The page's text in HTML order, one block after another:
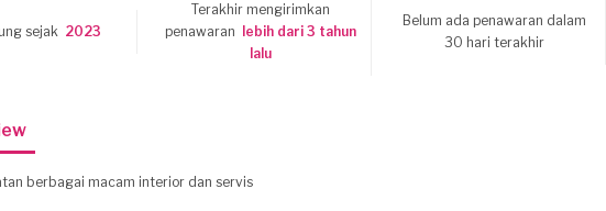
sejak 2023
Terakhir mengirimkan
penawaran
lebih dari 3 tahun
lalu
Belum ada penawaran dalam
30 hari terakhir
berbagai macam interior dan servis